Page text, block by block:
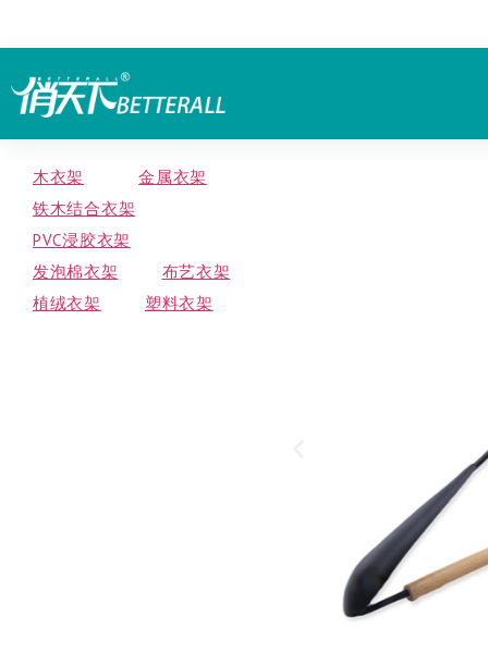
木衣架
金属衣架
铁木结合衣架
PVC浸胶衣架
发泡棉衣架
布艺衣架
植绒衣架
塑料衣架